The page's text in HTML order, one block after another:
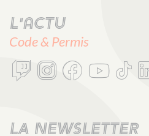
L'actu
Code & Permis
LA NEWSLETTER